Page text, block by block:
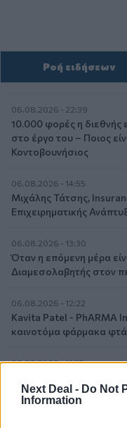
Next Deal - Do Not
Information
Ροή ειδήσεων
06.08.2026 - 22:39
10.000 φορές η διεθνής
στο έργο του – Ποιος
Κοντοβουνήσιος
06.08.2026 - 14:55
Μιχάλης Τάτσης,
Επιχειρηματικής
06.08.2026 - 13:30
Όταν η επόμενη μέρα
Διαμεσολαβητής στον
06.08.2026 - 12:22
Kavita Patel - PhARMA
καινοτόμα φάρμακα
06.08.2026 - 11:37
Μείωση ασφαλιστικών
ζητούν οι έμποροι από